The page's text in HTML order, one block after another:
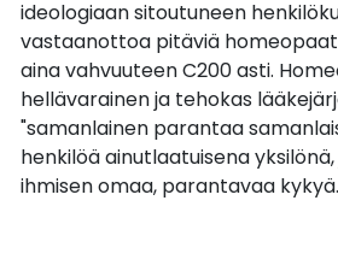
ideologiaan sitoutuneen
vastaanottoa pitäviä
aina vahvuuteen C200 asti.
hellävarainen ja tehokas
"samanlainen parantaa
henkilöä ainutlaatuisena
ihmisen omaa, parantavaa kykyä.